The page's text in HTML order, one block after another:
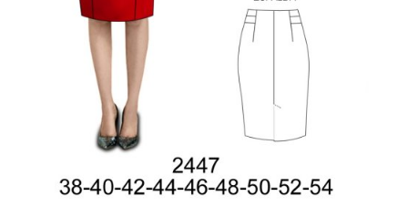
accumark ,
pdf , Moldes
Gerber ,
ropa,
Graduaciones,
Ploteo y
Digitalización
Moldes en
pdf, Moldes
Accumark
Santiago-